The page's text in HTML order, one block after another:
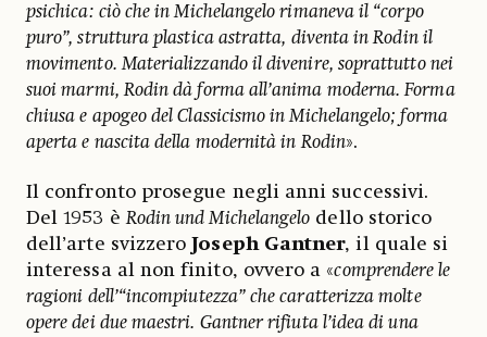
psichica: ciò che in Michelangelo rimaneva il “corpo
puro”, struttura plastica astratta, diventa in Rodin il
movimento. Materializzando il divenire, soprattutto nei
suoi marmi, Rodin dà forma all’anima moderna. Forma
chiusa e apogeo del Classicismo in Michelangelo; forma
aperta e nascita della modernità in Rodin».
Il confronto prosegue negli anni successivi.
Del 1953 èRodin und Michelangelo dello storico
dell’arte svizzeroJoseph Gantner, il quale si
interessa al non finito, ovvero a «comprendere le
ragioni dell’“incompiutezza” che caratterizza molte
opere dei due maestri. Gantner rifiuta l’idea di una